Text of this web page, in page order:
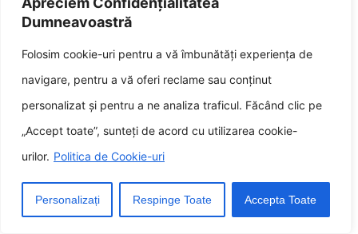
Dumneavoastră
Folosim cookie-uri pentru a vă îmbunătăți experiența de
navigare, pentru a vă oferi reclame sau conținut
personalizat și pentru a ne analiza traficul. Făcând clic pe
„Accept toate”, sunteți de acord cu utilizarea cookie-
urilor. Politica de Cookie-uri
Personalizați Respinge Toate Accepta Toate
Cadourile DIY îi fac pe cei dragi
să zâmbească